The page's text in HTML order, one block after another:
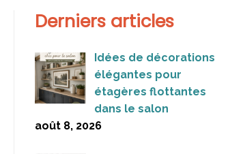
Derniers articles
Idées de décorations
élégantes pour
étagères flottantes
dans le salon
août 8, 2026